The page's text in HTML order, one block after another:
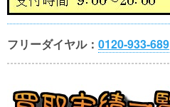
フリーダイヤル： 0120-933-689